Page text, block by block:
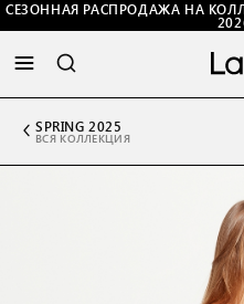
СЕЗОННАЯ РАСПРОДАЖА НА
SPRING 2025
ВСЯ КОЛЛЕКЦИЯ